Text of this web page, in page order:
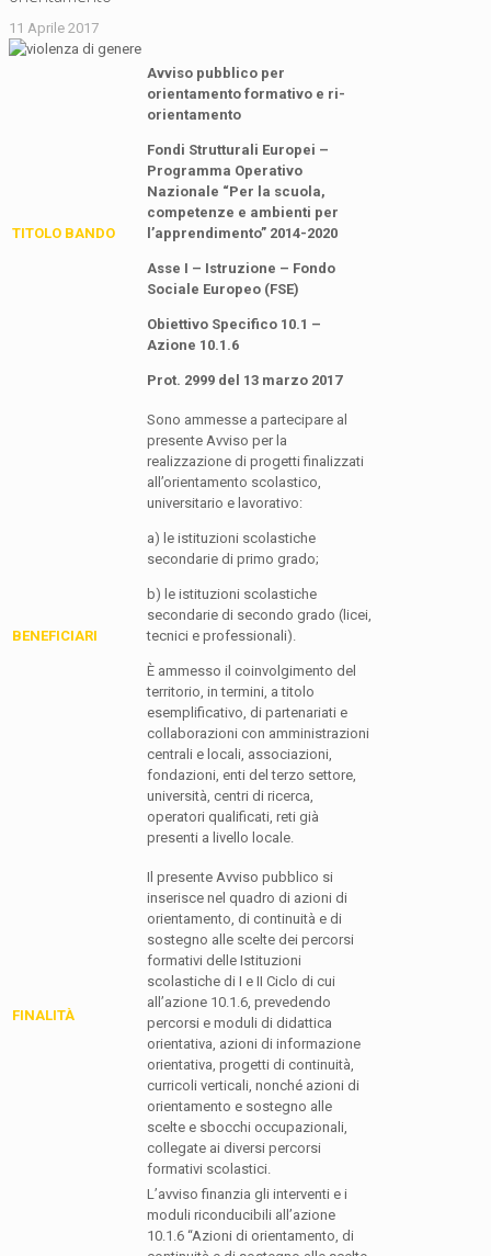
11 Aprile 2017
TITOLO BANDO
Avviso pubblico per
orientamento formativo e ri-
orientamento
Fondi Strutturali Europei –
Programma Operativo
Nazionale “Per la scuola,
competenze e ambienti per
l’apprendimento” 2014-2020
Asse I – Istruzione – Fondo
Sociale Europeo (FSE)
Obiettivo Specifico 10.1 –
Azione 10.1.6
Prot. 2999 del 13 marzo 2017
BENEFICIARI
Sono ammesse a partecipare al
presente Avviso per la
realizzazione di progetti finalizzati
all’orientamento scolastico,
universitario e lavorativo:
a) le istituzioni scolastiche
secondarie di primo grado;
b) le istituzioni scolastiche
secondarie di secondo grado (licei,
tecnici e professionali).
È ammesso il coinvolgimento del
territorio, in termini, a titolo
esemplificativo, di partenariati e
collaborazioni con amministrazioni
centrali e locali, associazioni,
fondazioni, enti del terzo settore,
università, centri di ricerca,
operatori qualificati, reti già
presenti a livello locale.
FINALITÀ
Il presente Avviso pubblico si
inserisce nel quadro di azioni di
orientamento, di continuità e di
sostegno alle scelte dei percorsi
formativi delle Istituzioni
scolastiche di I e II Ciclo di cui
all’azione 10.1.6, prevedendo
percorsi e moduli di didattica
orientativa, azioni di informazione
orientativa, progetti di continuità,
curricoli verticali, nonché azioni di
orientamento e sostegno alle
scelte e sbocchi occupazionali,
collegate ai diversi percorsi
formativi scolastici.
L’avviso finanzia gli interventi e i
moduli riconducibili all’azione
10.1.6 “Azioni di orientamento, di